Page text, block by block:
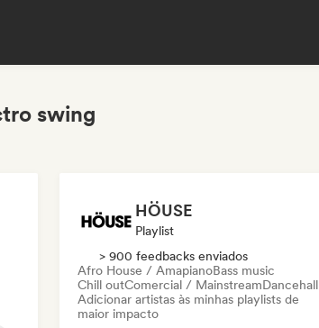
swing
HÖUSE
Playlist
> 900 feedbacks enviados
Afro House / AmapianoBass music
Chill outComercial / MainstreamDancehall
Adicionar artistas às minhas playlists de
maior impacto